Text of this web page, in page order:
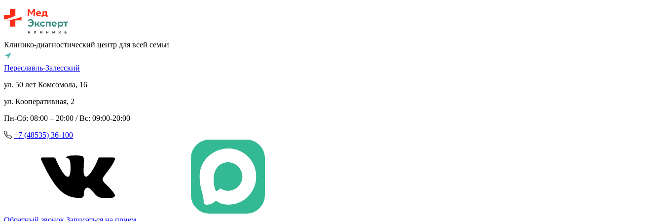
Клинико-диагностический центр для всей семьи
Переславль-Залесский
ул. 50 лет Комсомола, 16
ул. Кооперативная, 2
Пн-Сб: 08:00 – 20:00 / Вс: 09:00-20:00
+7 (48535) 36-100